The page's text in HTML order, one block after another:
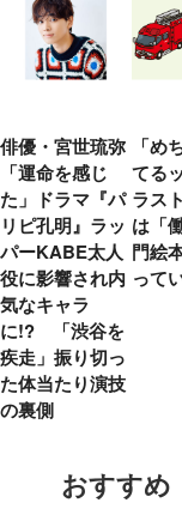
俳優・宮世琉弥
「運命を感じ
た」ドラマ『パ
リピ孔明』ラッ
パーKABE太人
役に影響され内
気なキャラ
に!? 「渋谷を
疾走」振り切っ
た体当たり演技
の裏側
「め
てる
ラス
は「
門絵
って
おすす